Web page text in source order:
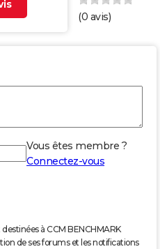
(0 avis)
Vous êtes membre ?
Connectez-vous
à CCM BENCHMARK
de ses forums et les notifications